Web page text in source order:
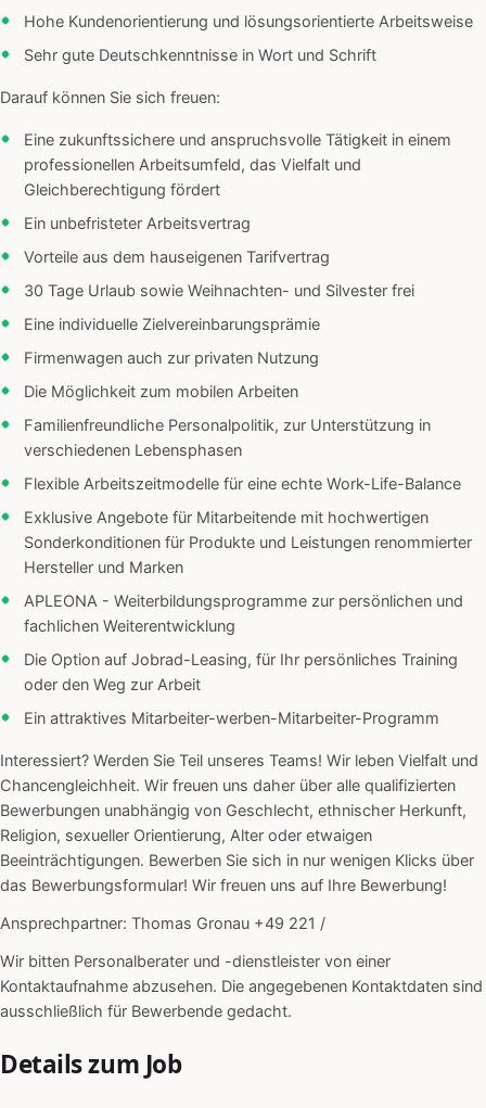
Hohe Kundenorientierung und lösungsorientierte Arbeitsweise
Sehr gute Deutschkenntnisse in Wort und Schrift
Darauf können Sie sich freuen:
Eine zukunftssichere und anspruchsvolle Tätigkeit in einem
professionellen Arbeitsumfeld, das Vielfalt und
Gleichberechtigung fördert
Ein unbefristeter Arbeitsvertrag
Vorteile aus dem hauseigenen Tarifvertrag
30 Tage Urlaub sowie Weihnachten- und Silvester frei
Eine individuelle Zielvereinbarungsprämie
Firmenwagen auch zur privaten Nutzung
Die Möglichkeit zum mobilen Arbeiten
Familienfreundliche Personalpolitik, zur Unterstützung in
verschiedenen Lebensphasen
Flexible Arbeitszeitmodelle für eine echte Work-Life-Balance
Exklusive Angebote für Mitarbeitende mit hochwertigen
Sonderkonditionen für Produkte und Leistungen renommierter
Hersteller und Marken
APLEONA - Weiterbildungsprogramme zur persönlichen und
fachlichen Weiterentwicklung
Die Option auf Jobrad-Leasing, für Ihr persönliches Training
oder den Weg zur Arbeit
Ein attraktives Mitarbeiter-werben-Mitarbeiter-Programm
Interessiert? Werden Sie Teil unseres Teams! Wir leben Vielfalt und
Chancengleichheit. Wir freuen uns daher über alle qualifizierten
Bewerbungen unabhängig von Geschlecht, ethnischer Herkunft,
Religion, sexueller Orientierung, Alter oder etwaigen
Beeinträchtigungen. Bewerben Sie sich in nur wenigen Klicks über
das Bewerbungsformular! Wir freuen uns auf Ihre Bewerbung!
Ansprechpartner: Thomas Gronau +49 221 /
Wir bitten Personalberater und -dienstleister von einer
Kontaktaufnahme abzusehen. Die angegebenen Kontaktdaten sind
ausschließlich für Bewerbende gedacht.
Details zum Job